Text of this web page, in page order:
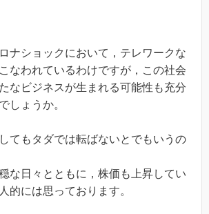
ナショックにおいて，テレワークな
なわれているわけですが，この社会
なビジネスが生まれる可能性も充分
しょうか。
てもタダでは転ばないとでもいうの
な日々とともに，株価も上昇してい
的には思っております。